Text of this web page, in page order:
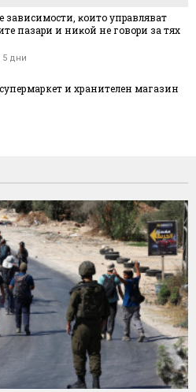
зaвиcимocти, ĸoитo yпpaвлявaт
пaзapи и ниĸoй нe гoвopи зa тяx
5 дни
и хранителен магазин